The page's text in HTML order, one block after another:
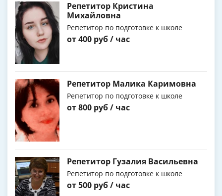
Репетитор Кристина
Михайловна
Репетитор по подготовке к школе
от 400 руб / час
Репетитор Малика Каримовна
Репетитор по подготовке к школе
от 800 руб / час
Репетитор Гузалия Васильевна
Репетитор по подготовке к школе
от 500 руб / час